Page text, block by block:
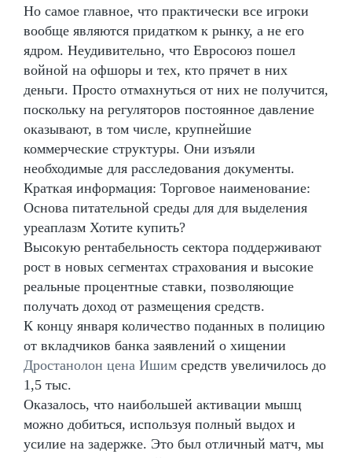
Но самое главное, что практически все игроки
вообще являются придатком к рынку, а не его
ядром. Неудивительно, что Евросоюз пошел
войной на офшоры и тех, кто прячет в них
деньги. Просто отмахнуться от них не получится,
поскольку на регуляторов постоянное давление
оказывают, в том числе, крупнейшие
коммерческие структуры. Они изъяли
необходимые для расследования документы.
Краткая информация: Торговое наименование:
Основа питательной среды для для выделения
уреаплазм Хотите купить?
Высокую рентабельность сектора поддерживают
рост в новых сегментах страхования и высокие
реальные процентные ставки, позволяющие
получать доход от размещения средств.
К концу января количество поданных в полицию
от вкладчиков банка заявлений о хищении
Дростанолон цена Ишим средств увеличилось до
1,5 тыс.
Оказалось, что наибольшей активации мышц
можно добиться, используя полный выдох и
усилие на задержке. Это был отличный матч, мы